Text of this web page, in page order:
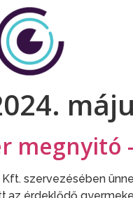
megnyitó
szervezésében